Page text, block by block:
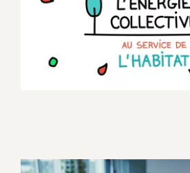
Vœux
Motion design